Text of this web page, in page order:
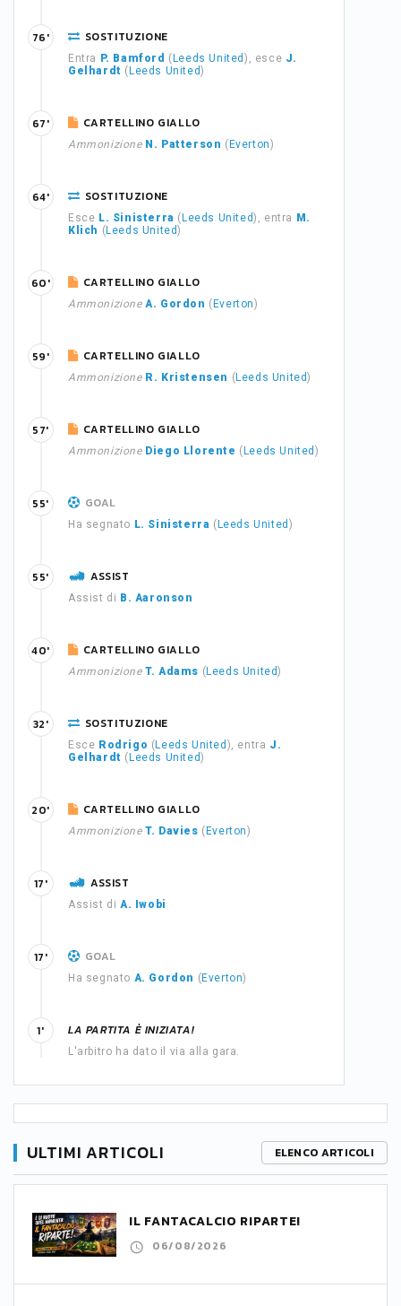
SOSTITUZIONE
Entra P. Bamford ( Leeds United), esce J.
Gelhardt ( Leeds United)
76'
CARTELLINO GIALLO
Ammonizione N. Patterson ( Everton)
67'
SOSTITUZIONE
Esce L. Sinisterra ( Leeds United), entra
M.
Klich ( Leeds United)
64'
CARTELLINO GIALLO
Ammonizione A. Gordon ( Everton)
60'
CARTELLINO GIALLO
Ammonizione R. Kristensen ( Leeds United)
59'
CARTELLINO GIALLO
Ammonizione Diego Llorente ( Leeds United)
57'
GOAL
Ha segnato L. Sinisterra ( Leeds United )
55'
ASSIST
Assist di B. Aaronson
55'
CARTELLINO GIALLO
Ammonizione T. Adams ( Leeds United)
40'
SOSTITUZIONE
Esce Rodrigo ( Leeds United ), entra J.
Gelhardt ( Leeds United)
32'
CARTELLINO GIALLO
Ammonizione T. Davies ( Everton)
20'
ASSIST
Assist di A. Iwobi
17'
GOAL
Ha segnato A. Gordon ( Everton)
17'
LA PARTITA È INIZIATA!
L'arbitro ha dato il via alla gara.
1'
ULTIMI ARTICOLI ELENCO ARTICOLI
IL FANTACALCIO RIPARTE!
06/08/2026